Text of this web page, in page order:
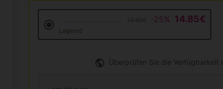
-25% 14.85€
Lagernd
Überprüfen Sie die Verfügbarkeit